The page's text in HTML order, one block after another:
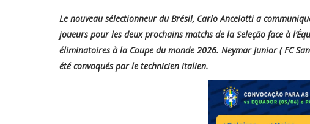
Le nouveau sélectionneur du Brésil, Carlo Ancelotti a
joueurs pour les deux prochains matchs de la Seleção face à
éliminatoires à la Coupe du monde 2026. Neymar Junior ( FC
été convoqués par le technicien italien.